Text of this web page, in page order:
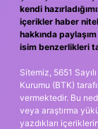
kendi
içerikler haber
hakkında
isim benzerlikleri
Sitemiz, 5651
Kurumu (BTK)
vermektedir. Bu
veya araştırma
yazdıkları